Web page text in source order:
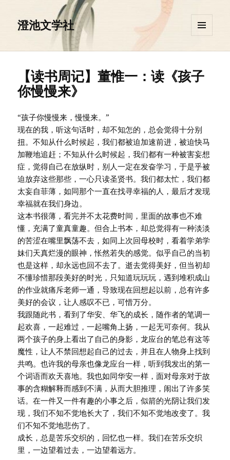
澄池文学社
挂件
【读书周记】董惟一：读《孩子
你慢慢来》
“孩子你慢慢来，慢慢来。”
现在的我，听这句话时，却不知怎的，总会觉得十分别
扭。不知从什么时候起，我们都被迫加速前进，被迫快马
加鞭地追赶；不知从什么时候起，我们都有一种被害妄想
症，觉得自己在放纵时，别人一定在发奋学习，于是乎被
迫放弃这些那些，一心只读圣贤书。我们都太忙，我们都
太妄自菲薄，如同那个一直在找寻幸福的人，最后才发现
幸福就在我们身边。
这本书很薄，看完并不太花费时间，里面的故事也不难
懂，充满了童真童趣。但合上书本，却总觉得有一种淡淡
的苦涩在嘴里飘荡不去，如同上次回母校时，看着学弟学
妹们天真烂漫的眼神，怅然若失的感觉。似乎自己的当初
也是这样，却永远也回不去了。逝去觉得美好，但当初却
不懂珍惜那段美好的时光，只知道玩玩玩，遇到堆积成山
的作业就痛斥老师一通，导致现在回想起以前，总有许多
美好的会议，让人感叹不已，可惜万分。
我跟随此书，看到了华安、华飞的成长，随作者的笔调一
起欢喜，一起难过，一起嘴角上扬，一起无可奈何。我从
两个孩子的身上看出了自己的身影，龙应台的笔总有这等
魔性，让人不禁回想起自己的过去，并且在人物身上找到
共鸣。也许我的母亲也像龙应台一样，听到我发出的第一
个词语而欢天喜地。我也如同华安一样，面对母亲对于故
事的含糊解释而感到不满，从而大胆推理，闹出了许多笑
话。在一件又一件有趣的小事之后，似箭的光阴让我们发
现，我们不知不觉地长大了，我们不知不觉地改变了。我
们不知不觉地悲伤了。
成长，总是苦乐交织的，回忆也一样。我们在苦乐交织
里，一边望着过去，一边望着远方。